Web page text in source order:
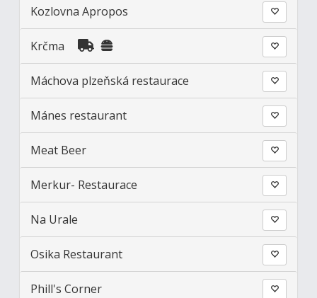
Kozlovna Apropos
Krčma
Máchova plzeňská restaurace
Mánes restaurant
Meat Beer
Merkur- Restaurace
Na Urale
Osika Restaurant
Phill's Corner